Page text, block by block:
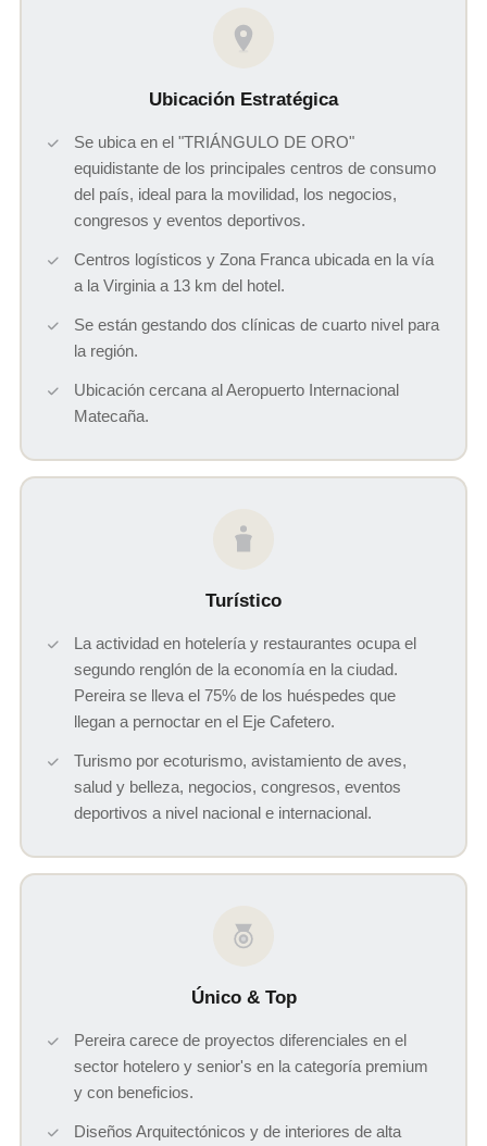
Ubicación Estratégica
Se ubica en el "TRIÁNGULO DE ORO"
equidistante de los principales centros de consumo
del país, ideal para la movilidad, los negocios,
congresos y eventos deportivos.
Centros logísticos y Zona Franca ubicada en la vía
a la Virginia a 13 km del hotel.
Se están gestando dos clínicas de cuarto nivel para
la región.
Ubicación cercana al Aeropuerto Internacional
Matecaña.
Turístico
La actividad en hotelería y restaurantes ocupa el
segundo renglón de la economía en la ciudad.
Pereira se lleva el 75% de los huéspedes que
llegan a pernoctar en el Eje Cafetero.
Turismo por ecoturismo, avistamiento de aves,
salud y belleza, negocios, congresos, eventos
deportivos a nivel nacional e internacional.
Único & Top
Pereira carece de proyectos diferenciales en el
sector hotelero y senior's en la categoría premium
y con beneficios.
Diseños Arquitectónicos y de interiores de alta